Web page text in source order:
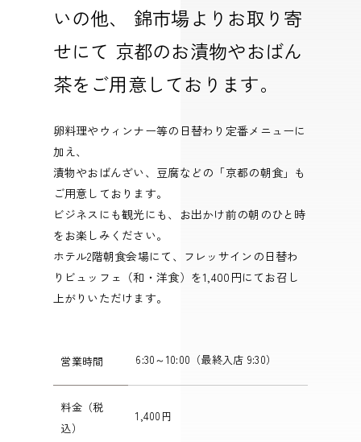
いの他、 錦市場よりお取り寄
せにて 京都のお漬物やおばん
茶をご用意しております。
卵料理やウィンナー等の日替わり定番メニューに
加え、
漬物やおばんざい、豆腐などの「京都の朝食」も
ご用意しております。
ビジネスにも観光にも、お出かけ前の朝のひと時
をお楽しみください。
ホテル2階朝食会場にて、フレッサインの日替わ
りビュッフェ（和・洋食）を1,400円にてお召し
上がりいただけます。
営業時間 6:30～10:00（最終入店 9:30）
料金（税
込）
1,400円